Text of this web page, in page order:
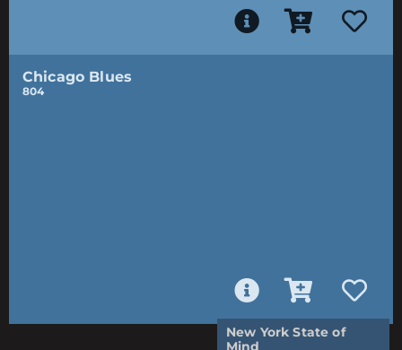
Chicago Blues
804
New York State of
Mind